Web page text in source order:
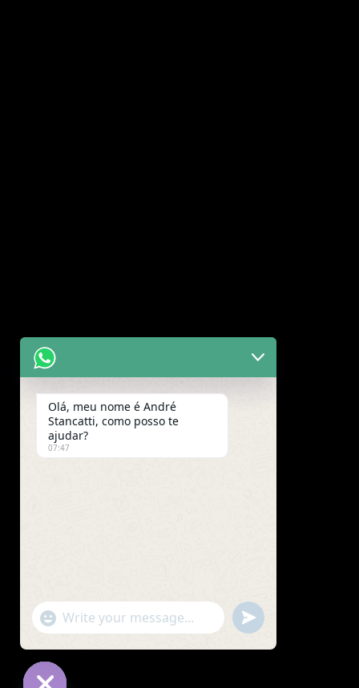
Olá, meu nome é André
Stancatti, como posso te
ajudar?
07:47
"+chaty_settings.lang.emoji_picker+"
WhatsApp
Message
undefined